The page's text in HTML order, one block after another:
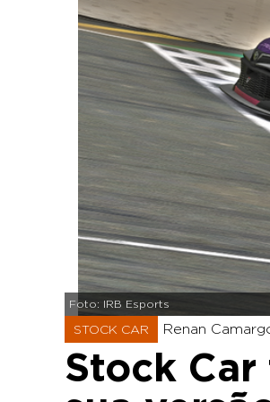
Foto: IRB Esports
STOCK CAR Renan
Stock